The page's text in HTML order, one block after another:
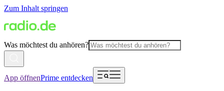
Zum Inhalt springen
Was möchtest du anhören?
App öffnenPrime entdecken